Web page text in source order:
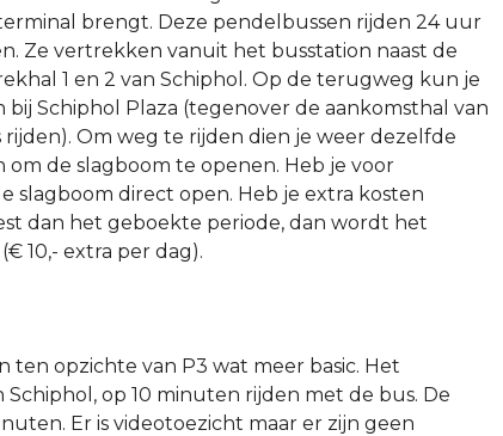
brengt. Deze pendelbussen rijden 24 uur
Ze vertrekken vanuit het busstation naast de
1 en 2 van Schiphol. Op de terugweg kun je
Schiphol Plaza (tegenover de aankomsthal van
rijden). Om weg te rijden dien je weer dezelfde
de slagboom te openen. Heb je voor
slagboom direct open. Heb je extra kosten
dan het geboekte periode, dan wordt het
10,- extra per dag).
opzichte van P3 wat meer basic. Het
op 10 minuten rijden met de bus. De
Er is videotoezicht maar er zijn geen